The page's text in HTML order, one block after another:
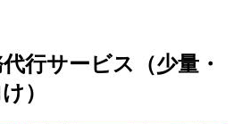
行サービス（少量・
）